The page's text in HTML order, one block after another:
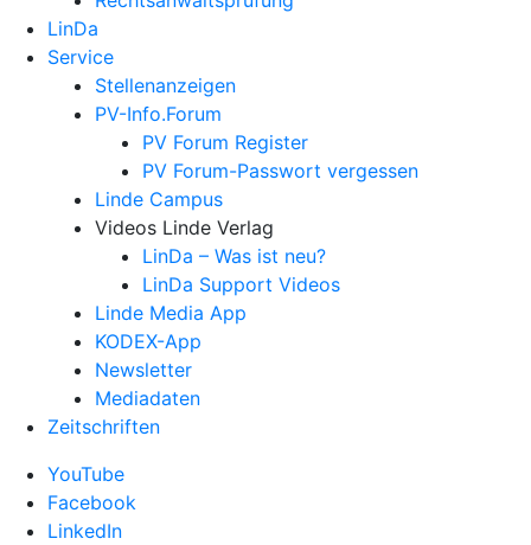
LinDa
Service
Stellenanzeigen
PV-Info.Forum
PV Forum Register
PV Forum-Passwort vergessen
Linde Campus
Videos Linde Verlag
LinDa – Was ist neu?
LinDa Support Videos
Linde Media App
KODEX-App
Newsletter
Mediadaten
Zeitschriften
YouTube
Facebook
LinkedIn